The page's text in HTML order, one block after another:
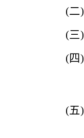
(二)
(三)
(四)
(五)